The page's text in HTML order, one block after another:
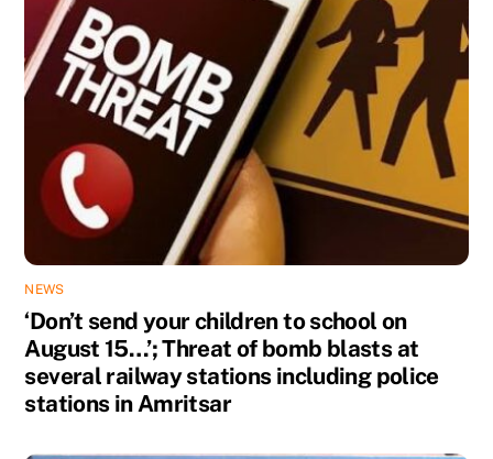
NEWS
‘Don’t send your children to school on
August 15…’; Threat of bomb blasts at
several railway stations including police
stations in Amritsar